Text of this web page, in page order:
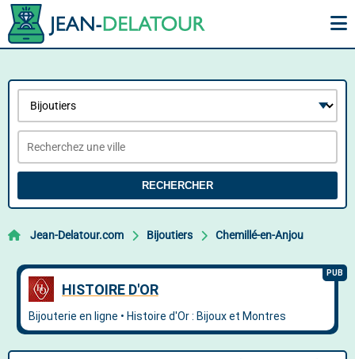
RECHERCHER
Jean-Delatour.com Bijoutiers Chemillé-en-Anjou